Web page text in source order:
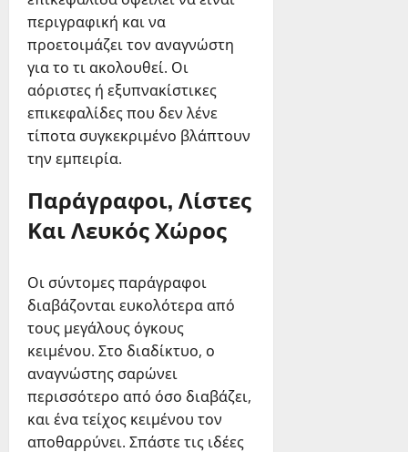
περιγραφική και να
προετοιμάζει τον αναγνώστη
για το τι ακολουθεί. Οι
αόριστες ή εξυπνακίστικες
επικεφαλίδες που δεν λένε
τίποτα συγκεκριμένο βλάπτουν
την εμπειρία.
Παράγραφοι, Λίστες
Και Λευκός Χώρος
Οι σύντομες παράγραφοι
διαβάζονται ευκολότερα από
τους μεγάλους όγκους
κειμένου. Στο διαδίκτυο, ο
αναγνώστης σαρώνει
περισσότερο από όσο διαβάζει,
και ένα τείχος κειμένου τον
αποθαρρύνει. Σπάστε τις ιδέες